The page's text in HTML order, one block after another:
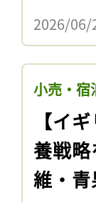
2026/06/
小売・宿
【イ
養戦
維・